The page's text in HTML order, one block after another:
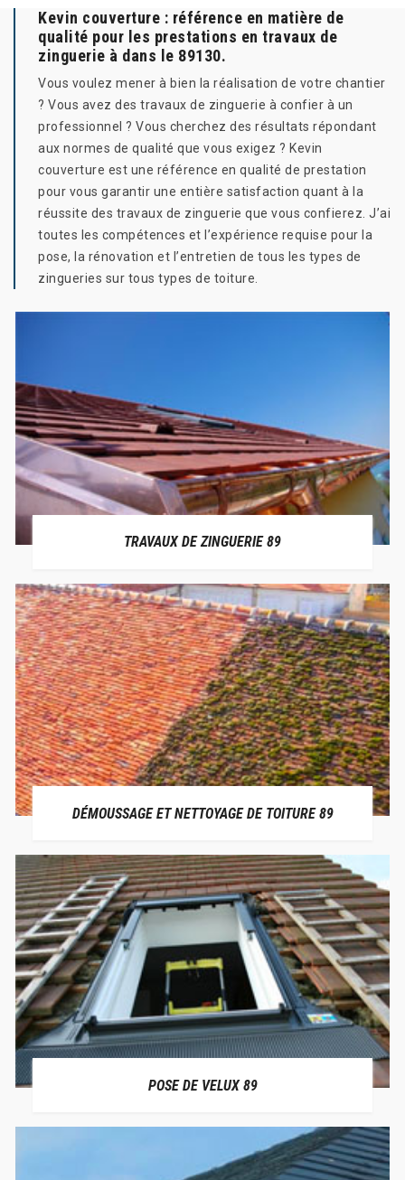
Kevin couverture : référence en matière de
qualité pour les prestations en travaux de
zinguerie à dans le 89130.
Vous voulez mener à bien la réalisation de votre chantier
? Vous avez des travaux de zinguerie à confier à un
professionnel ? Vous cherchez des résultats répondant
aux normes de qualité que vous exigez ? Kevin
couverture est une référence en qualité de prestation
pour vous garantir une entière satisfaction quant à la
réussite des travaux de zinguerie que vous confierez. J’ai
toutes les compétences et l’expérience requise pour la
pose, la rénovation et l’entretien de tous les types de
zingueries sur tous types de toiture.
TRAVAUX DE ZINGUERIE 89
DÉMOUSSAGE ET NETTOYAGE DE TOITURE 89
POSE DE VELUX 89